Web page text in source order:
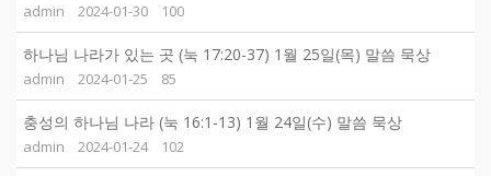
admin 2024-01-30 100
하나님 나라가 있는 곳 (눅 17:20-37) 1월 25일(목) 말씀 묵상
admin 2024-01-25 85
충성의 하나님 나라 (눅 16:1-13) 1월 24일(수) 말씀 묵상
admin 2024-01-24 102